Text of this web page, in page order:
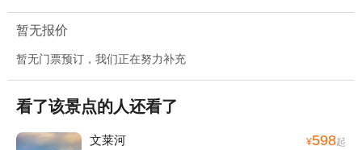
暂无报价
暂无门票预订，我们正在努力补充
看了该景点的人还看了
文莱河 ¥598起